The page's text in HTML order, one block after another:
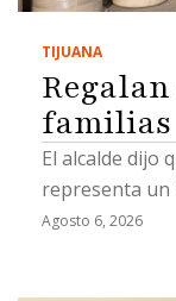
TIJUANA
familias
El alcalde dijo
representa un
Agosto 6, 2026